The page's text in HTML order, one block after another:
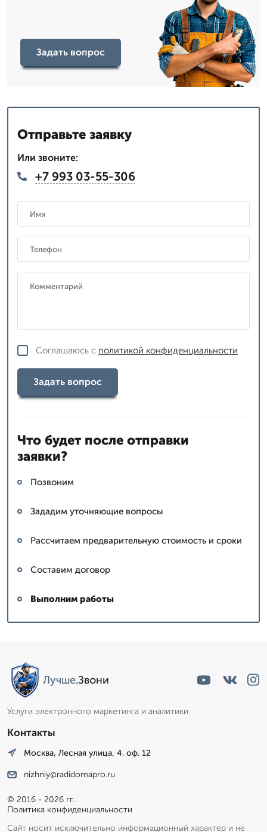
Задать вопрос
Отправьте заявку
Или звоните:
+7 993 03-55-306
Соглашаюсь с политикой конфиденциальности
Задать вопрос
Что будет после отправки
заявки?
Позвоним
Зададим уточняющие вопросы
Рассчитаем предварительную стоимость и сроки
Составим договор
Выполним работы
Лучше.Звони
Услуги электронного маркетинга и аналитики
Контакты
Москва, Лесная улица, 4. оф. 12
nizhniy@radidomapro.ru
© 2016 - 2026 гг.
Политика конфиденциальности
Сайт носит исключительно информационный характер и не